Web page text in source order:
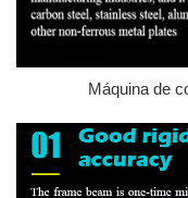
Máquina de